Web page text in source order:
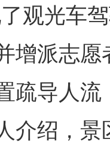
光车驾
增派志
疏导人流
介绍，